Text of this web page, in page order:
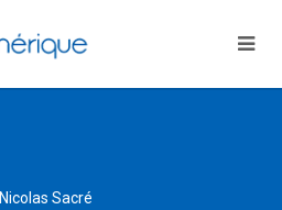
Nicolas Sacré